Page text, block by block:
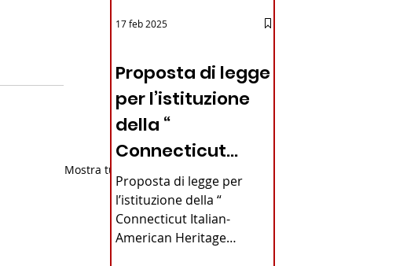
Mostra tutti
Proposta di legge
per l’istituzione
della “
Connecticut
Italian-American
Heritage
Commission”
Proposta di legge per
l’istituzione della “
Connecticut Italian-
American Heritage
17 feb 2025